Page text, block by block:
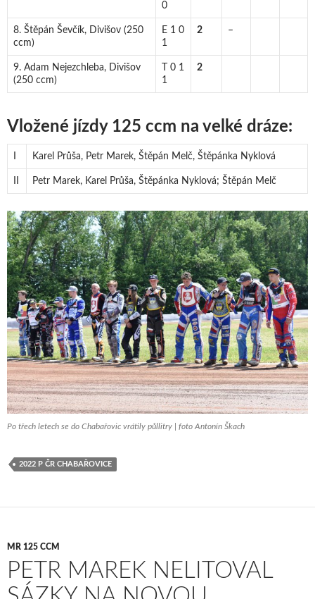
0
8. Štěpán Ševčík, Divišov (250
ccm)
E 1 0
1
2 –
9. Adam Nejezchleba, Divišov
(250 ccm)
T 0 1
1
2
Vložené jízdy 125 ccm na velké dráze:
Karel Průša, Petr Marek, Štěpán Melč, Štěpánka Nyklová
Petr Marek, Karel Průša, Štěpánka Nyklová; Štěpán Melč
Po třech letech se do Chabařovic vrátily půllitry | foto Antonín Škach
2022 P ČR CHABAŘOVICE
MR 125 CCM
PETR MAREK NELITOVAL